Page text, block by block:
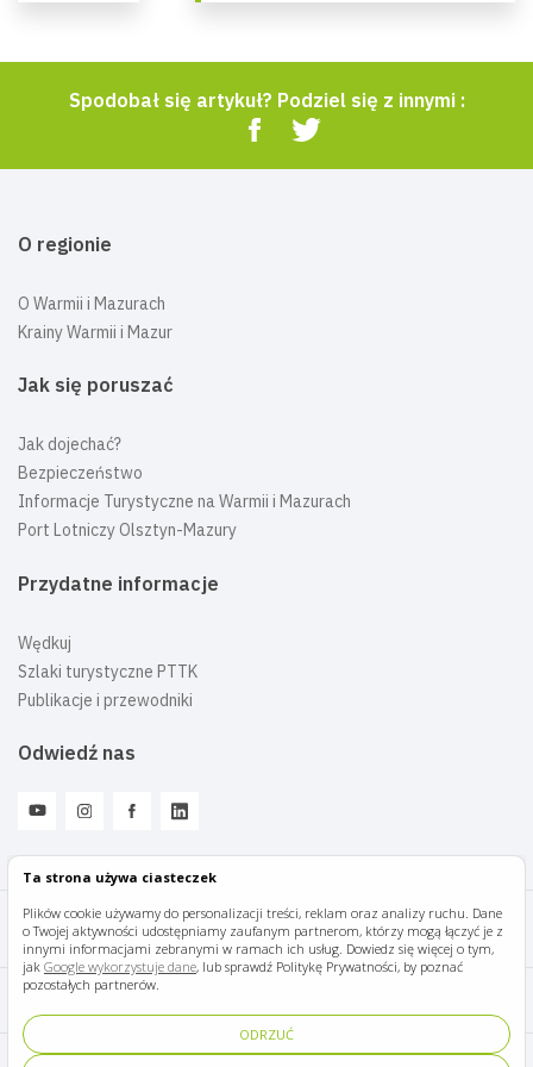
Ta strona używa ciasteczek
Plików cookie używamy do personalizacji treści, reklam oraz analizy ruchu. Dane
o Twojej aktywności udostępniamy zaufanym partnerom, którzy mogą łączyć je z
innymi informacjami zebranymi w ramach ich usług. Dowiedz się więcej o tym,
jak Google wykorzystuje dane, lub sprawdź Politykę Prywatności, by poznać
pozostałych partnerów.
ODRZUĆ
Spodobał się artykuł? Podziel się z innymi :
O regionie
O Warmii i Mazurach
Krainy Warmii i Mazur
Jak się poruszać
Jak dojechać?
Bezpieczeństwo
Informacje Turystyczne na Warmii i Mazurach
Port Lotniczy Olsztyn-Mazury
Przydatne informacje
Wędkuj
Szlaki turystyczne PTTK
Publikacje i przewodniki
Odwiedź nas
Mazury Travel © 2026
Polityka prywatności